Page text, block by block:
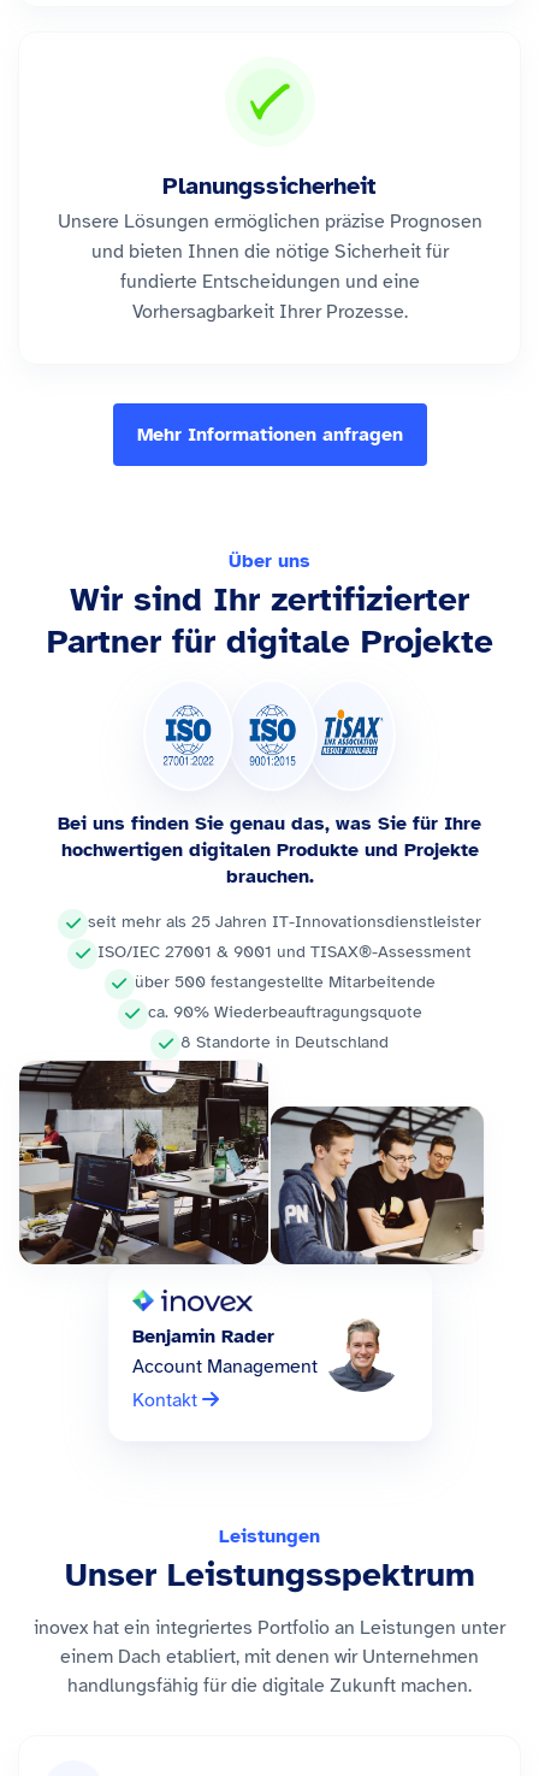
Planungssicherheit
Unsere Lösungen ermöglichen präzise Prognosen
und bieten Ihnen die nötige Sicherheit für
fundierte Entscheidungen und eine
Vorhersagbarkeit Ihrer Prozesse.
Mehr Informationen anfragen
Über uns
Wir sind Ihr zertifizierter
Partner für digitale Projekte
Bei uns finden Sie genau das, was Sie für Ihre
hochwertigen digitalen Produkte und Projekte
brauchen.
seit mehr als 25 Jahren IT-Innovationsdienstleister
ISO/IEC 27001 & 9001 und TISAX®-Assessment
über 500 festangestellte Mitarbeitende
ca. 90% Wiederbeauftragungsquote
8 Standorte in Deutschland
Benjamin Rader
Account Management
Kontakt
Leistungen
Unser Leistungsspektrum
inovex hat ein integriertes Portfolio an Leistungen unter
einem Dach etabliert, mit denen wir Unternehmen
handlungsfähig für die digitale Zukunft machen.